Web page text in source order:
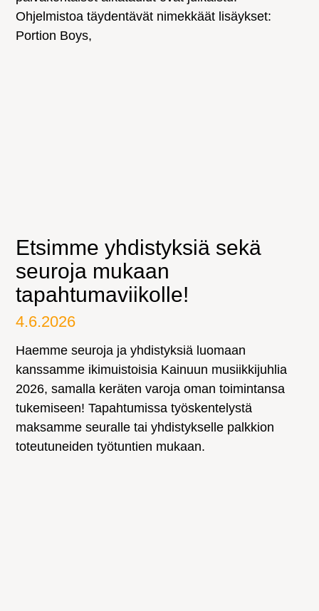
Ohjelmistoa täydentävät nimekkäät lisäykset:
Portion Boys,
Etsimme yhdistyksiä sekä
seuroja mukaan
tapahtumaviikolle!
4.6.2026
Haemme seuroja ja yhdistyksiä luomaan
kanssamme ikimuistoisia Kainuun musiikkijuhlia
2026, samalla keräten varoja oman toimintansa
tukemiseen! Tapahtumissa työskentelystä
maksamme seuralle tai yhdistykselle palkkion
toteutuneiden työtuntien mukaan.